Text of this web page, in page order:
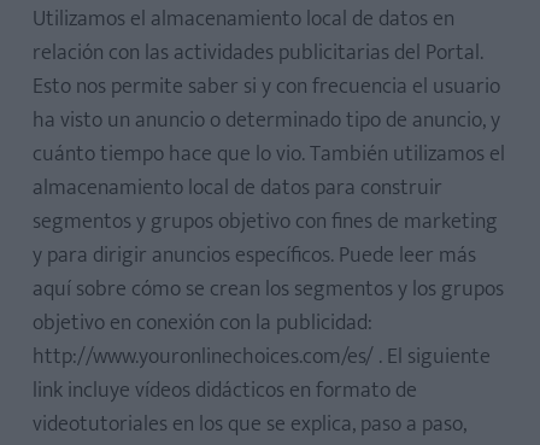
Utilizamos el almacenamiento local de datos en
relación con las actividades publicitarias del Portal.
Esto nos permite saber si y con frecuencia el usuario
ha visto un anuncio o determinado tipo de anuncio, y
cuánto tiempo hace que lo vio. También utilizamos el
almacenamiento local de datos para construir
segmentos y grupos objetivo con fines de marketing
y para dirigir anuncios específicos. Puede leer más
aquí sobre cómo se crean los segmentos y los grupos
objetivo en conexión con la publicidad:
http://www.youronlinechoices.com/es/ . El siguiente
link incluye vídeos didácticos en formato de
videotutoriales en los que se explica, paso a paso,